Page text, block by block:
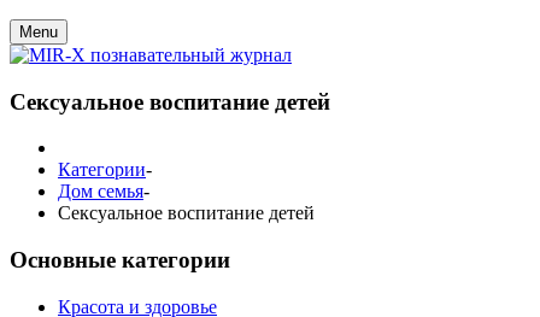
Menu
Сексуальное воспитание детей
Категории-
Дом семья-
Сексуальное воспитание детей
Основные категории
Красота и здоровье